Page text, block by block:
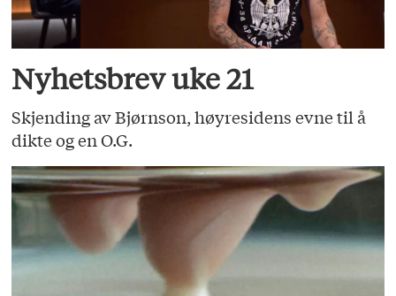
Nyhetsbrev uke 21
Skjending av Bjørnson, høyresidens evne til å
dikte og en O.G.